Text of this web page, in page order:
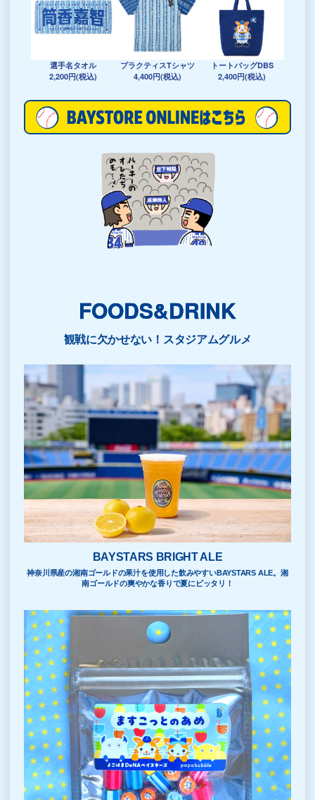
選手名タオル
2,200円(税込)
プラクティスTシャツ
4,400円(税込)
トートバッグDBS
2,400円(税込)
FOODS&DRINK
観戦に欠かせない！スタジアムグルメ
BAYSTARS BRIGHT ALE
神奈川県産の湘南ゴールドの果汁を使用した飲みやすいBAYSTARS ALE。湘
南ゴールドの爽やかな香りで夏にピッタリ！